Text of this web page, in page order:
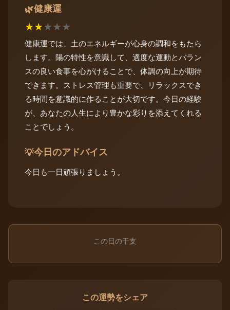
🌿健康運
★★★★★
健康運では、土のエネルギーが心身の調和をもたら
します。陽の特性を意識して、適度な運動とバラン
スの良い食事を心がけることで、体調の向上が期待
できます。ストレス管理も重要で、リラックスでき
る時間を意識的に作ることが大切です。今日の経験
が、あなたの人生により豊かな彩りを添えてくれる
ことでしょう。
💡今日のアドバイス
今日も一日頑張りましょう。
この日の干支
この運勢をシェア